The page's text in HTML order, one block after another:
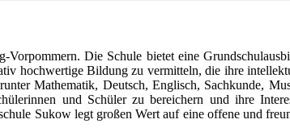
Die Schule bietet eine
hochwertige Bildung zu vermitteln, die ihre
Mathematik, Deutsch, Englisch, Sachkunde,
und Schüler zu bereichern und ihre
Sukow legt großen Wert auf eine offene und